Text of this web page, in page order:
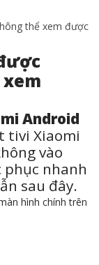
thể xem được
Android
tivi Xiaomi
vào
phục nhanh
sau đây.
hình chính trên